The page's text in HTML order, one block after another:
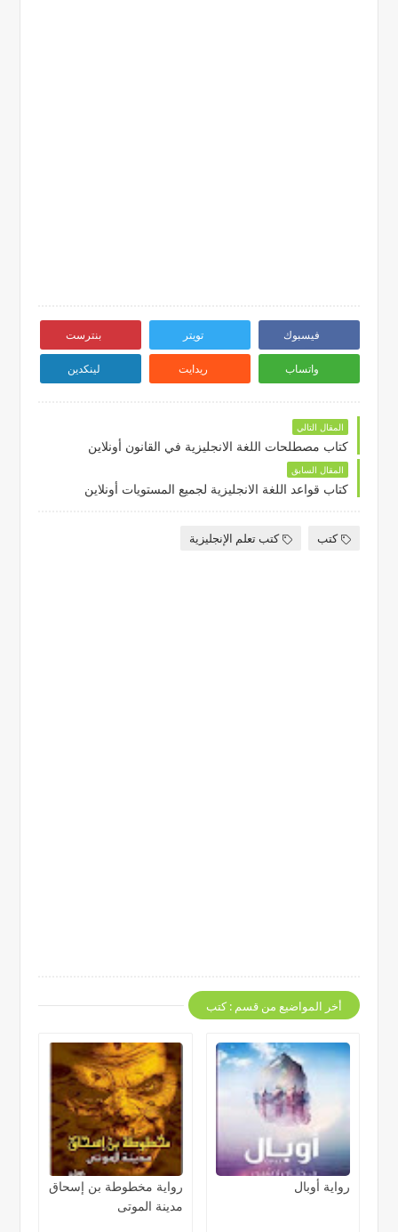
فيسبوك تويتر بنترست
واتساب ريدايت لينكدين
المقال التالي
كتاب مصطلحات اللغة الانجليزية في القانون أونلاين
المقال السابق
كتاب قواعد اللغة الانجليزية لجميع المستويات أونلاين
كتب كتب تعلم الإنجليزية
أخر المواضيع من قسم : كتب
رواية أوبال
رواية مخطوطة بن إسحاق
مدينة الموتى